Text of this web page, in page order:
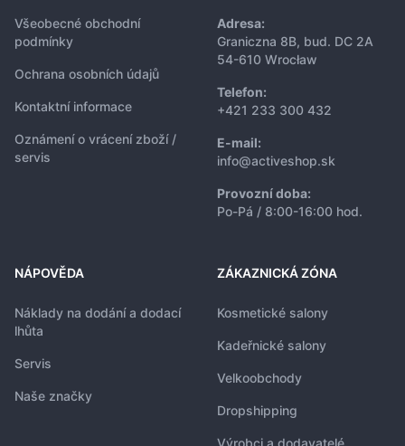
Všeobecné obchodní
podmínky
Ochrana osobních údajů
Kontaktní informace
Oznámení o vrácení zboží /
servis
Adresa:
Graniczna 8B, bud. DC 2A
54-610 Wrocław
Telefon:
+421 233 300 432
E-mail:
info@activeshop.sk
Provozní doba:
Po-Pá / 8:00-16:00 hod.
NÁPOVĚDA
Náklady na dodání a dodací
lhůta
Servis
Naše značky
ZÁKAZNICKÁ ZÓNA
Kosmetické salony
Kadeřnické salony
Velkoobchody
Dropshipping
Výrobci a dodavatelé